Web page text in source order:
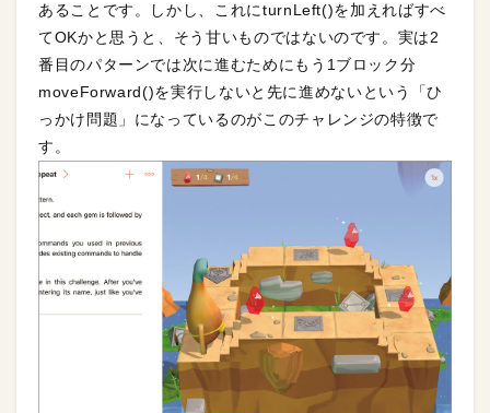
あることです。しかし、これにturnLeft()を加えればすべ
てOKかと思うと、そう甘いものではないのです。実は2
番目のパターンでは次に進むためにもう1ブロック分
moveForward()を実行しないと先に進めないという「ひ
っかけ問題」になっているのがこのチャレンジの特徴で
す。